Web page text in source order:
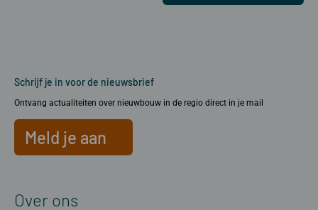
Schrijf je in voor de nieuwsbrief
Ontvang actualiteiten over nieuwbouw in de regio direct in je mail
Meld je aan
Over ons